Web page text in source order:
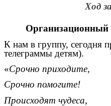
Ход
Организационный
К нам в группу, сегодня
телеграммы детям).
«Срочно приходите,
Срочно помогите!
Происходят чудеса,